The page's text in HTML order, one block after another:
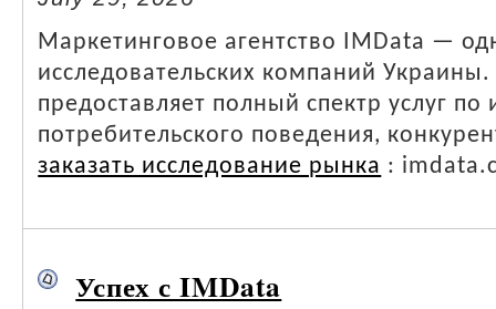
Маркетинговое агентство IMData —
исследовательских компаний
предоставляет полный спектр услуг
потребительского поведения,
заказать исследование рынка :
Успех с IMData